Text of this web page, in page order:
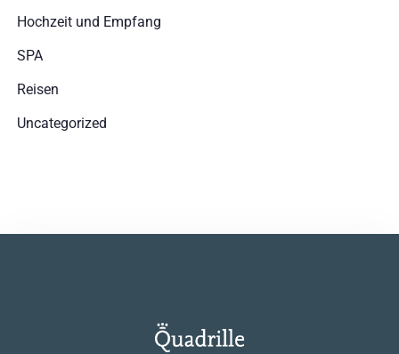
Hochzeit und Empfang
SPA
Reisen
Uncategorized